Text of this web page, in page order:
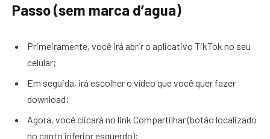
Passo (sem marca d’agua)
Primeiramente, você irá abrir o aplicativo TikTok no seu
celular;
Em seguida, irá escolher o vídeo que você quer fazer
download;
Agora, você clicará no link Compartilhar (botão localizado
no canto inferior esquerdo);